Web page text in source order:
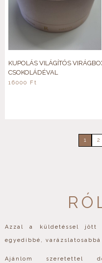
KUPOLÁS VILÁGÍTÓS
CSOKOLÁDÉVAL
16000 Ft
1 2
Azzal a küldetéssel jött
egyedibbé,
Ajánlom szeretettel